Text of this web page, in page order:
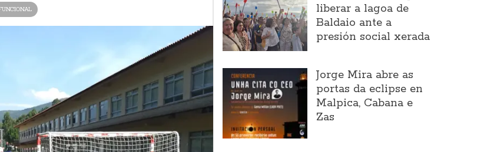
liberar a lagoa de
Baldaio ante a
presión social xerada
Jorge Mira abre as
portas da eclipse en
Malpica, Cabana e
Zas